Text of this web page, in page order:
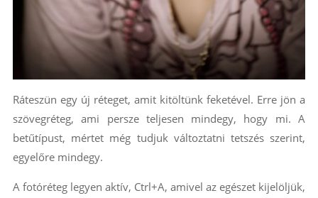
Ráteszün egy új réteget, amit kitöltünk feketével. Erre jön a
szövegréteg, ami persze teljesen mindegy, hogy mi. A
betűtípust, mértet még tudjuk változtatni tetszés szerint,
egyelőre mindegy.
A fotóréteg legyen aktív, Ctrl+A, amivel az egészet kijelöljük,